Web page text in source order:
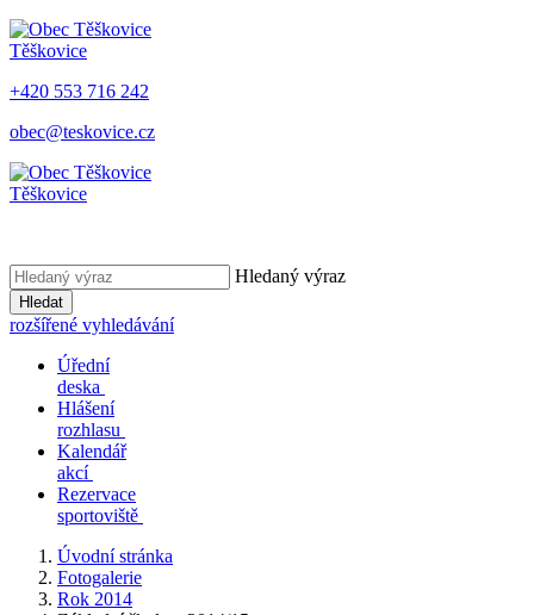
Těškovice
+420 553 716 242
obec@teskovice.cz
Těškovice
Hledaný výraz
Hledat
rozšířené vyhledávání
Úřední
deska
Hlášení
rozhlasu
Kalendář
akcí
Rezervace
sportoviště
Úvodní stránka
Fotogalerie
Rok 2014